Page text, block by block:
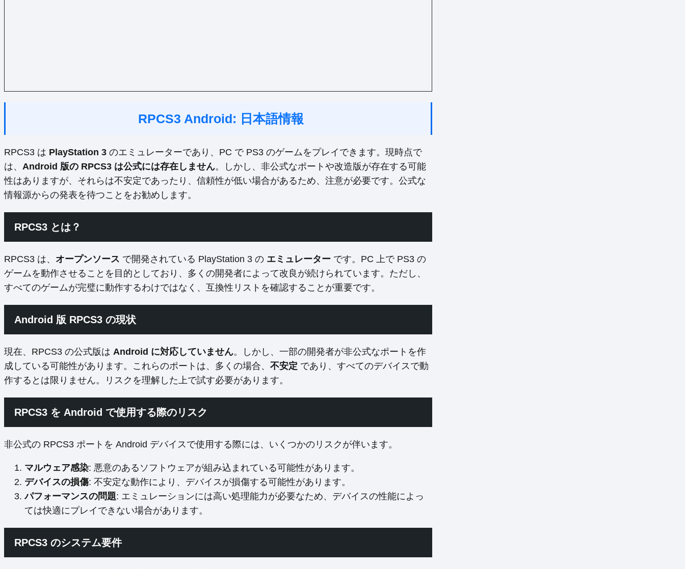
RPCS3 Android: 日本語情報
RPCS3 は PlayStation 3 のエミュレーターであり、PC で PS3 のゲームをプレイできます。現時点で
は、 Android 版の RPCS3 は公式には存在しません。しかし、非公式なポートや改造版が存在する可能
性はありますが、それらは不安定であったり、信頼性が低い場合があるため、注意が必要です。公式な
情報源からの発表を待つことをお勧めします。
RPCS3 とは？
RPCS3 は、 オープンソース で開発されている PlayStation 3 の エミュレーター です。PC 上で PS3 の
ゲームを動作させることを目的としており、多くの開発者によって改良が続けられています。ただし、
すべてのゲームが完璧に動作するわけではなく、互換性リストを確認することが重要です。
Android 版 RPCS3 の現状
現在、RPCS3 の公式版は Android に対応していません。しかし、一部の開発者が非公式なポートを作
成している可能性があります。これらのポートは、多くの場合、 不安定 であり、すべてのデバイスで動
作するとは限りません。リスクを理解した上で試す必要があります。
RPCS3 を Android で使用する際のリスク
非公式の RPCS3 ポートを Android デバイスで使用する際には、いくつかのリスクが伴います。
マルウェア感染: 悪意のあるソフトウェアが組み込まれている可能性があります。
デバイスの損傷: 不安定な動作により、デバイスが損傷する可能性があります。
パフォーマンスの問題: エミュレーションには高い処理能力が必要なため、デバイスの性能によっ
ては快適にプレイできない場合があります。
RPCS3 のシステム要件